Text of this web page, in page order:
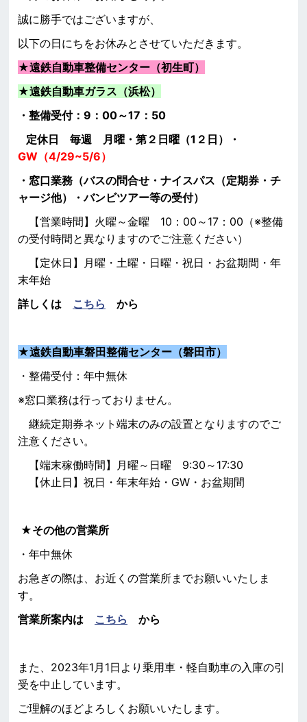
誠に勝手ではございますが、
以下の日にちをお休みとさせていただきます。
★遠鉄自動車整備センター（初生町）
★遠鉄自動車ガラス（浜松）
・整備受付：9：00～17：50
定休日 毎週 月曜・第２日曜（1２日）・
GW（4/29~5/6）
・窓口業務（バスの問合せ・ナイスパス（定期券・チ
ャージ他）・バンビツアー等の受付）
【営業時間】火曜～金曜 10：00～17：00（※整備
の受付時間と異なりますのでご注意ください）
【定休日】月曜・土曜・日曜・祝日・お盆期間・年
末年始
詳しくは こちら から
★遠鉄自動車磐田整備センター（磐田市）
・整備受付：年中無休
※窓口業務は行っておりません。
継続定期券ネット端末のみの設置となりますのでご
注意ください。
【端末稼働時間】月曜～日曜 9:30～17:30
【休止日】祝日・年末年始・GW・お盆期間
★その他の営業所
・年中無休
お急ぎの際は、お近くの営業所までお願いいたしま
す。
営業所案内は こちら から
また、2023年1月1日より乗用車・軽自動車の入庫の引
受を中止しています。
ご理解のほどよろしくお願いいたします。